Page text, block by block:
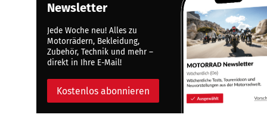
Newsletter
Jede Woche neu! Alles zu
Motorrädern, Bekleidung,
Zubehör, Technik und mehr –
direkt in Ihre E-Mail!
Kostenlos abonnieren